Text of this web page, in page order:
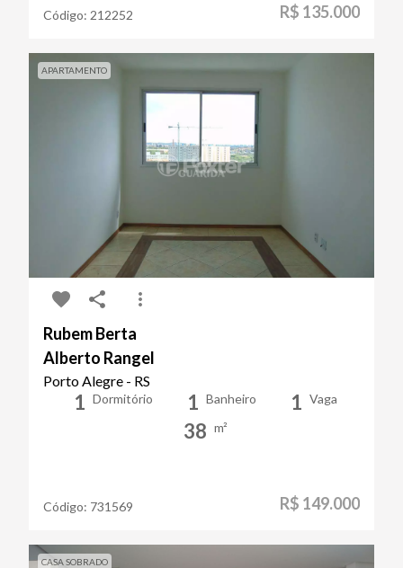
Código: 212252 R$ 135.000
APARTAMENTO
Rubem Berta
Alberto Rangel
Porto Alegre - RS
1 Dormitório 1 Banheiro 1 Vaga
38 m²
Código: 731569 R$ 149.000
CASA SOBRADO